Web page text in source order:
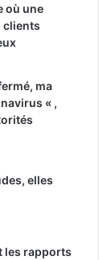
où une
clients
ma
« ,
elles
les rapports